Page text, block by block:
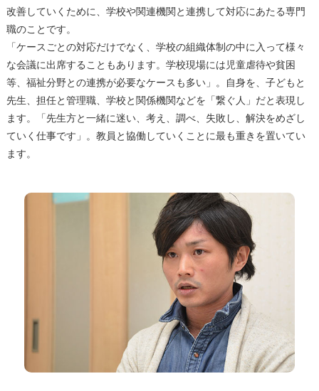
改善していくために、学校や関連機関と連携して対応にあたる専門
職のことです。
「ケースごとの対応だけでなく、学校の組織体制の中に入って様々
な会議に出席することもあります。学校現場には児童虐待や貧困
等、福祉分野との連携が必要なケースも多い」。自身を、子どもと
先生、担任と管理職、学校と関係機関などを「繋ぐ人」だと表現し
ます。「先生方と一緒に迷い、考え、調べ、失敗し、解決をめざし
ていく仕事です」。教員と協働していくことに最も重きを置いてい
ます。